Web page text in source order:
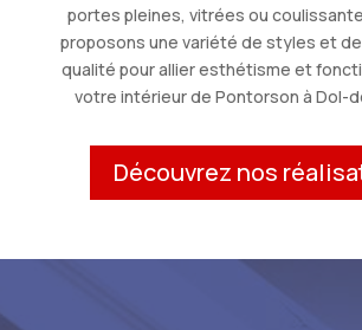
portes pleines, vitrées ou
proposons une variété de styles et
qualité pour allier esthétisme et
votre intérieur de Pontorson à Dol-
Découvrez nos